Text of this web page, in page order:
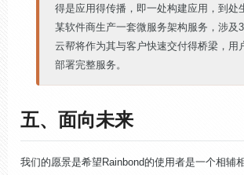
得是应用得传播，即一处构建应用，到处
某软件商生产一套微服务架构服务，涉及
云帮将作为其与客户快速交付得桥梁，用
部署完整服务。
五、面向未来
我们的愿景是希望Rainbond的使用者是一个相辅